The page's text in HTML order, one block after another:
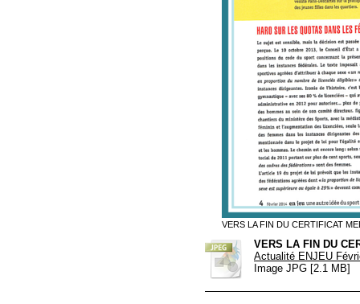
VERS LA FIN DU CERTIFICAT
VERS LA FIN DU
Actualité ENJEU
Image JPG [2.1 MB]